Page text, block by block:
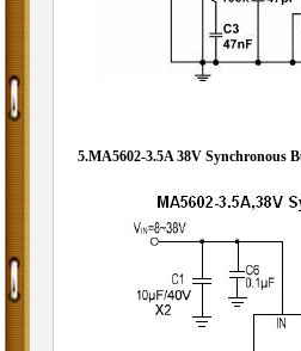
5.MA5602-3.5A 38V Synchronous